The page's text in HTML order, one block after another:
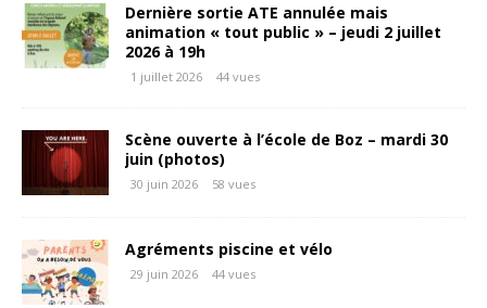
Dernière sortie ATE annulée mais
animation « tout public » – jeudi 2 juillet
2026 à 19h
1 juillet 2026 44 vues
Scène ouverte à l’école de Boz – mardi 30
juin (photos)
30 juin 2026 58 vues
Agréments piscine et vélo
29 juin 2026 44 vues